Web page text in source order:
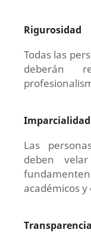
Rigurosidad
Todas las
deberán
Imparcialidad
Las
deben
académicos y
Transparencia